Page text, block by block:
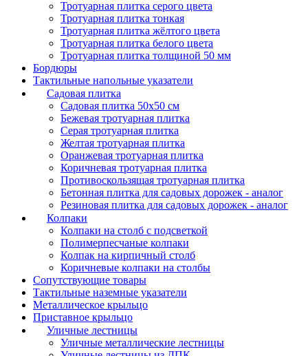
Тротуарная плитка серого цвета
Тротуарная плитка тонкая
Тротуарная плитка жёлтого цвета
Тротуарная плитка белого цвета
Тротуарная плитка толщиной 50 мм
Бордюры
Тактильные напольные указатели
Садовая плитка
Садовая плитка 50х50 см
Бежевая тротуарная плитка
Серая тротуарная плитка
Желтая тротуарная плитка
Оранжевая тротуарная плитка
Коричневая тротуарная плитка
Противоскользящая тротуарная плитка
Бетонная плитка для садовых дорожек - аналог
Резиновая плитка для садовых дорожек - аналог
Колпаки
Колпаки на столб с подсветкой
Полимерпесчаные колпаки
Колпак на кирпичный столб
Коричневые колпаки на столбы
Сопутствующие товары
Тактильные наземные указатели
Металлическое крыльцо
Приставное крыльцо
Уличные лестницы
Уличные металлические лестницы